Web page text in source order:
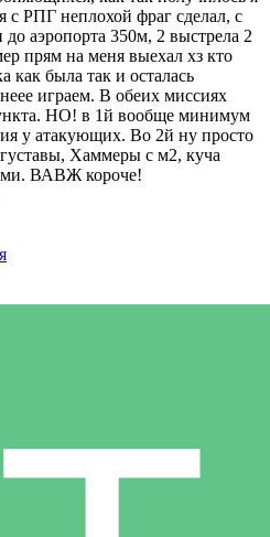
с РПГ неплохой фраг сделал, с
до аэропорта 350м, 2 выстрела 2
прям на меня выехал хз кто
как была так и осталась
играем. В обеих миссиях
НО! в 1й вообще минимум
у атакующих. Во 2й ну просто
Хаммеры с м2, куча
ВАВЖ короче!